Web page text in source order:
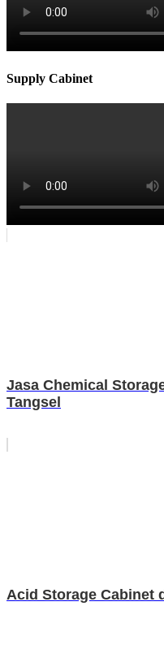
Supply Cabinet
Jasa Chemical
Tangsel
Acid Storage Cabinet